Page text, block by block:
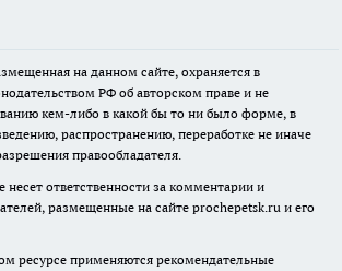
на данном сайте, охраняется в
РФ об авторском праве и не
кем-либо в какой бы то ни было форме, в
распространению, переработке не иначе
правообладателя.
несет ответственности за комментарии и
размещенные на сайте prochepetsk.ru и его
ресурсе применяются рекомендательные